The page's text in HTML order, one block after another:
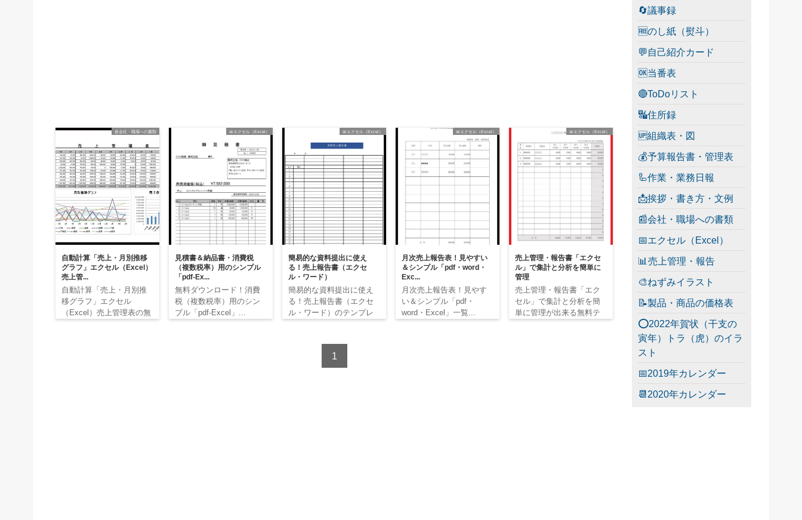
📰会社・職場への書類
自動計算「売上・月別推移
グラフ」エクセル（Excel）
売上管...
自動計算「売上・月別推
移グラフ」エクセル
（Excel）売上管理表の無
📅エクセル（Excel）
見積書＆納品書・消費税
（複数税率）用のシンプル
「pdf-Ex...
無料ダウンロード！消費
税（複数税率）用のシン
プル「pdf-Excel」...
📅エクセル（Excel）
簡易的な資料提出に使え
る！売上報告書（エクセ
ル・ワード）
簡易的な資料提出に使え
る！売上報告書（エクセ
ル・ワード）のテンプレ
📅エクセル（Excel）
月次売上報告表！見やすい
＆シンプル「pdf・word・
Exc...
月次売上報告表！見やす
い＆シンプル「pdf・
word・Excel」一覧...
📅エクセル（Excel）
売上管理・報告書「エクセ
ル」で集計と分析を簡単に
管理
売上管理・報告書「エク
セル」で集計と分析を簡
単に管理が出来る無料テ
1
🔄議事録
🆓のし紙（熨斗）
💬自己紹介カード
🆗当番表
🔴ToDoリスト
🔣住所録
🆙組織表・図
💰予算報告書・管理表
🦾作業・業務日報
📩挨拶・書き方・文例
📰会社・職場への書類
📅エクセル（Excel）
📊売上管理・報告
🎨ねずみイラスト
📝製品・商品の価格表
⭕2022年賀状（干支の
寅年）トラ（虎）のイラ
スト
📅2019年カレンダー
📆2020年カレンダー